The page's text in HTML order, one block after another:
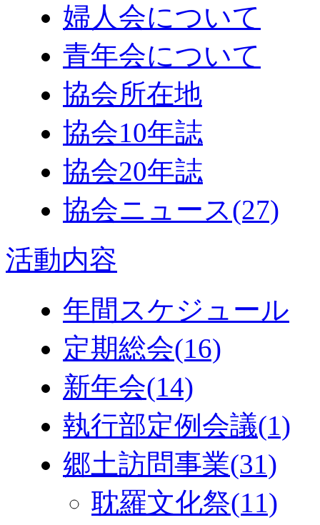
婦人会について
青年会について
協会所在地
協会10年誌
協会20年誌
協会ニュース(27)
活動内容
年間スケジュール
定期総会(16)
新年会(14)
執行部定例会議(1)
郷土訪問事業(31)
耽羅文化祭(11)